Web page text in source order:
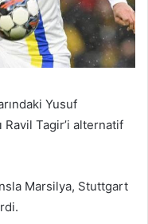
Yusuf
Ravil Tagir’i alternatif
Marsilya, Stuttgart